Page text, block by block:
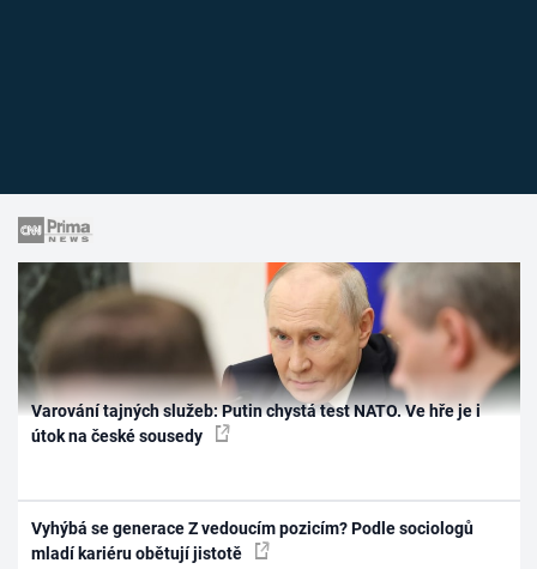
Varování tajných služeb: Putin chystá test NATO. Ve hře je i
útok na české sousedy
Vyhýbá se generace Z vedoucím pozicím? Podle sociologů
mladí kariéru obětují jistotě